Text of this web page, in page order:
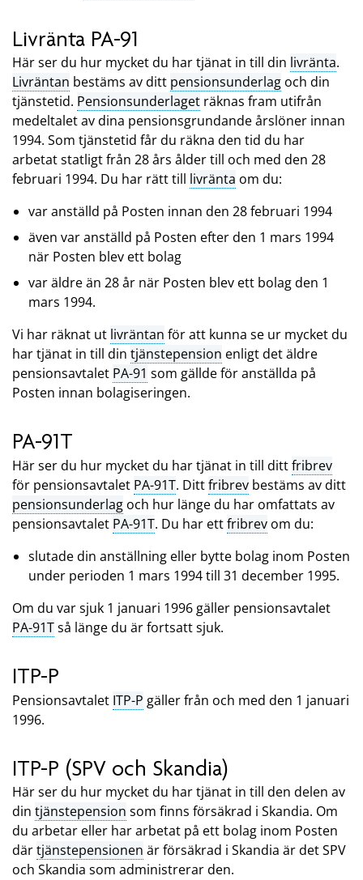
Livränta PA-91
Här ser du hur mycket du har tjänat in till din livränta.
Livräntan bestäms av ditt pensionsunderlag och din
tjänstetid. Pensionsunderlaget räknas fram utifrån
medeltalet av dina pensionsgrundande årslöner innan
1994. Som tjänstetid får du räkna den tid du har
arbetat statligt från 28 års ålder till och med den 28
februari 1994. Du har rätt till livränta om du:
var anställd på Posten innan den 28 februari 1994
även var anställd på Posten efter den 1 mars 1994
när Posten blev ett bolag
var äldre än 28 år när Posten blev ett bolag den 1
mars 1994.
Vi har räknat ut livräntan för att kunna se ur mycket du
har tjänat in till din tjänstepension enligt det äldre
pensionsavtalet PA-91 som gällde för anställda på
Posten innan bolagiseringen.
PA-91T
Här ser du hur mycket du har tjänat in till dittfribrev
för pensionsavtalet PA-91T. Dittfribrev bestäms av ditt
pensionsunderlag och hur länge du har omfattats av
pensionsavtalet PA-91T. Du har ettfribrev om du:
slutade din anställning eller bytte bolag inom Posten
under perioden 1 mars 1994 till 31 december 1995.
Om du var sjuk 1 januari 1996 gäller pensionsavtalet
PA-91Tså länge du är fortsatt sjuk.
ITP-P
Pensionsavtalet ITP-P gäller från och med den 1 januari
1996.
ITP-P (SPV och Skandia)
Här ser du hur mycket du har tjänat in till den delen av
din tjänstepension som finns försäkrad i Skandia. Om
du arbetar eller har arbetat på ett bolag inom Posten
därtjänstepensionen är försäkrad i Skandia är det SPV
och Skandia som administrerar den.